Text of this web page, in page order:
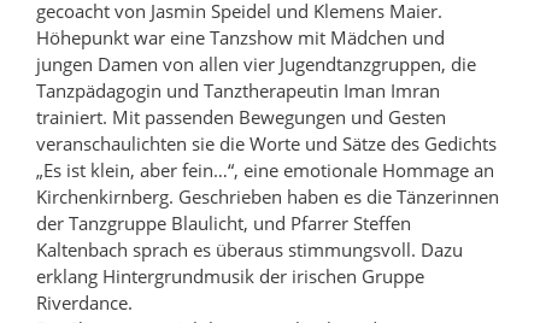
gecoacht von Jasmin Speidel und Klemens Maier.
Höhepunkt war eine Tanzshow mit Mädchen und
jungen Damen von allen vier Jugendtanzgruppen, die
Tanzpädagogin und Tanztherapeutin Iman Imran
trainiert. Mit passenden Bewegungen und Gesten
veranschaulichten sie die Worte und Sätze des Gedichts
„Es ist klein, aber fein…“, eine emotionale Hommage an
Kirchenkirnberg. Geschrieben haben es die Tänzerinnen
der Tanzgruppe Blaulicht, und Pfarrer Steffen
Kaltenbach sprach es überaus stimmungsvoll. Dazu
erklang Hintergrundmusik der irischen Gruppe
Riverdance.